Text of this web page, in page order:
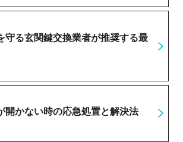
守る玄関鍵交換業者が推奨する最
開かない時の応急処置と解決法